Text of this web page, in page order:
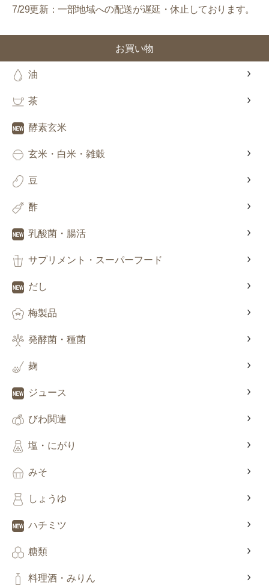
7/29更新：一部地域への配送が遅延・休止しております。
お買い物
油
茶
酵素玄米
玄米・白米・雑穀
豆
酢
乳酸菌・腸活
サプリメント・スーパーフード
だし
梅製品
発酵菌・種菌
麹
ジュース
びわ関連
塩・にがり
みそ
しょうゆ
ハチミツ
糖類
料理酒・みりん